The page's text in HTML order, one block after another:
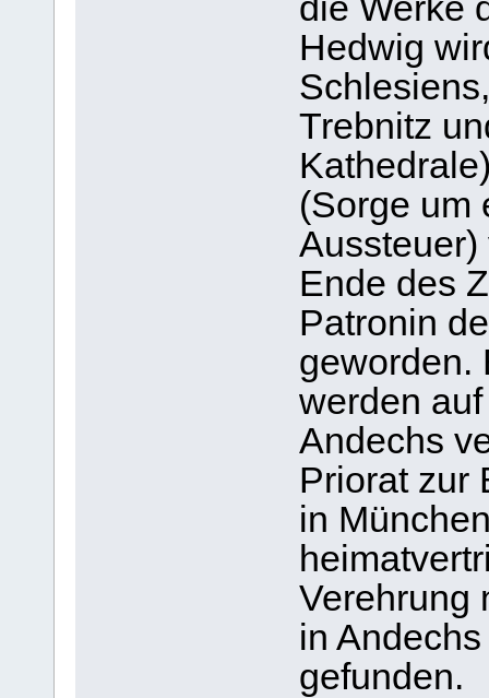
Hedwig
Trebnitz
(Sorge um
Aussteuer)
Ende des
Patronin
geworden.
werden
Andechs
Priorat zur
in
Verehrung
in
gefunden.